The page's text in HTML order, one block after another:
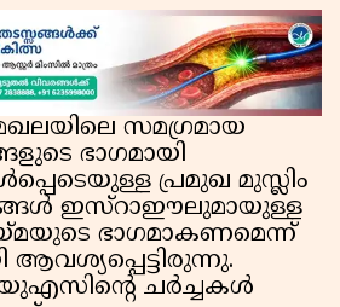
സമഗ്രമായ
ഭാഗമായി
പ്രമുഖ മുസ്ലിം
ഇസ്റാഈലുമായുള്ള
ഭാഗമാകണമെന്ന്
ആവശ്യപ്പെട്ടിരുന്നു.
ചർച്ചകൾ